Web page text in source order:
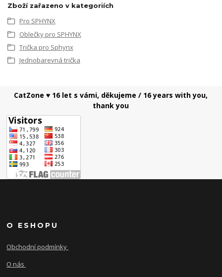
Zboží zařazeno v kategoriích
Pro SPHYNX
Oblečky pro SPHYNX
Trička pro Sphynx
Jednobarevná trička
CatZone ♥ 16 let s vámi, děkujeme / 16 years with you,
thank you
O ESHOPU
Obchodní podmínky
O nás